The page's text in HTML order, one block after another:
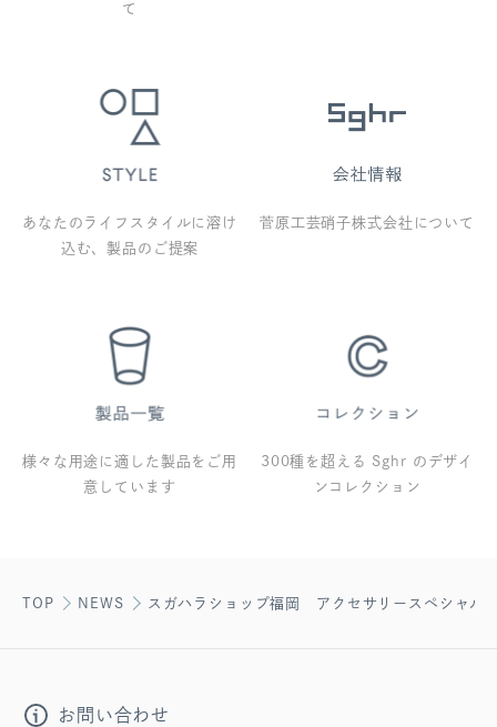
て
あなたのライフスタイルに溶け
込む、製品のご提案
菅原工芸硝子株式会社について
様々な用途に適した製品をご用
意しています
300種を超える Sghr のデザイ
ンコレクション
TOP NEWS スガハラショップ福岡 アクセサリースペシャル
お問い合わせ